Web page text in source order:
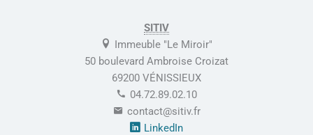
SITIV
Immeuble "Le Miroir"
50 boulevard Ambroise Croizat
69200 VÉNISSIEUX
04.72.89.02.10
contact@sitiv.fr
LinkedIn